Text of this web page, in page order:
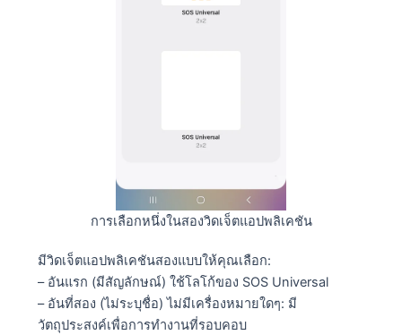
การเลือกหนึ่งในสองวิดเจ็ตแอปพลิเคชัน
มีวิดเจ็ตแอปพลิเคชันสองแบบให้คุณเลือก:
– อันแรก (มีสัญลักษณ์) ใช้โลโก้ของ SOS Universal
– อันที่สอง (ไม่ระบุชื่อ) ไม่มีเครื่องหมายใดๆ: มี
วัตถุประสงค์เพื่อการทำงานที่รอบคอบ